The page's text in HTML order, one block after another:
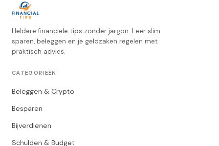
Heldere financiële tips zonder jargon. Leer slim
sparen, beleggen en je geldzaken regelen met
praktisch advies.
CATEGORIEËN
Beleggen & Crypto
Besparen
Bijverdienen
Schulden & Budget